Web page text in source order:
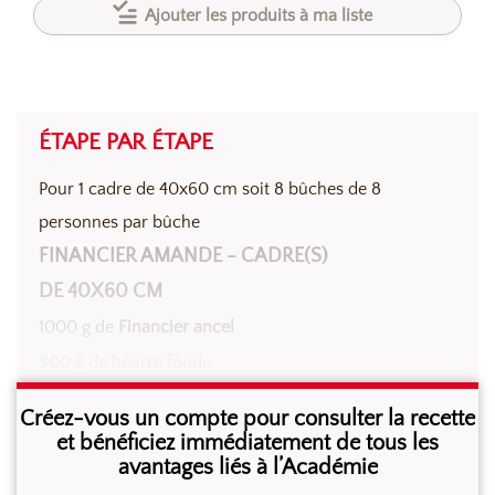
Ajouter les produits à ma liste
ÉTAPE PAR ÉTAPE
Pour 1 cadre de 40x60 cm soit 8 bûches de 8
personnes par bûche
FINANCIER AMANDE - CADRE(S)
DE 40X60 CM
1000 g de Financier ancel
Au batteur, à l’aide du fouet, à vitesse lente, mélanger
Créez-vous un compte pour consulter la recette
et bénéficiez immédiatement de tous les
avantages liés à l’Académie